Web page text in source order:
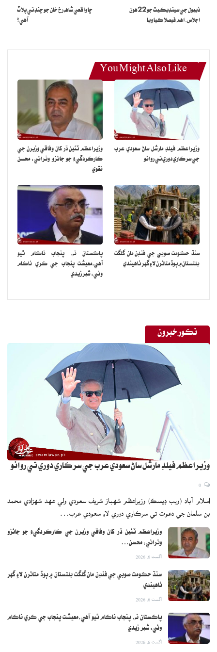
زيلنسڪي کي ايف-16 جهاز فراهم ڪرڻ جي خاطري ڪرائي آهي.
ذيبول جي سينڊيڪيٽ جو 22هون
اجلاس، اهم فيصلا ڪيا ويا
ڇا واقعي شاهه رخ خان جو چنڊ تي پلاٽ
آهي؟
You Might Also Like
وزيراعظم فيلڊ مارشل ساڻ سعودي عرب
جي سرڪاري دوري تي روانو
وزيراعظم ٽئين ڌر کان وفاقي وزيرن جي
ڪارڪردگيءَ جو جائزو وٺرائي: محسن
نقوي
سنڌ حڪومت صوبي جي فنڊن مان گلگت
بلتستان ۾ ٻوڏ متاثرن لاءِ گهر ٺاهيندي
پاڪستان نه، پنجاب ناڪام ٿيو
آهي،معيشت پنجاب جي ڪري ناڪام
وئي: شبر زيدي
نڪور خبرون
وزيراعظم فيلڊ مارشل ساڻ سعودي عرب جي سرڪاري دوري تي روانو
اسلام آباد (ويب ڊيسڪ) وزيراعظم شهباز شريف سعودي ولي عهد شهزادي محمد
بن سلمان جي دعوت تي سرڪاري دوري لاءِ سعودي عرب…
وزيراعظم ٽئين ڌر کان وفاقي وزيرن جي ڪارڪردگيءَ جو جائزو
وٺرائي: محسن…
اگست 6, 2026
سنڌ حڪومت صوبي جي فنڊن مان گلگت بلتستان ۾ ٻوڏ متاثرن لاءِ گهر
ٺاهيندي
اگست 6, 2026
پاڪستان نه، پنجاب ناڪام ٿيو آهي،معيشت پنجاب جي ڪري ناڪام
وئي: شبر زيدي
اگست 6, 2026